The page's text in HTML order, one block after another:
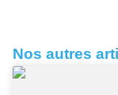
Nos autres